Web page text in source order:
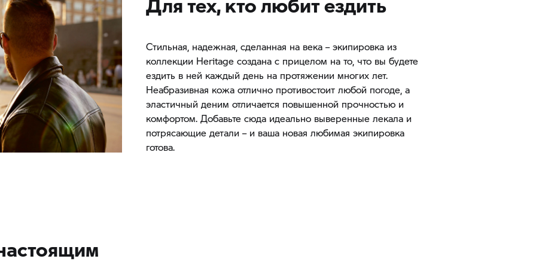
Стильная, надежная, сделанная на века – экипировка из
коллекции Heritage создана с прицелом на то, что вы будете
ездить в ней каждый день на протяжении многих лет.
Неабразивная кожа отлично противостоит любой погоде, а
эластичный деним отличается повышенной прочностью и
комфортом. Добавьте сюда идеально выверенные лекала и
потрясающие детали – и ваша новая любимая экипировка
готова.